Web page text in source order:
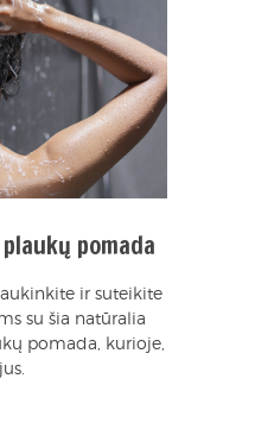
pomada
ir suteikite
su šia natūralia
pomada, kurioje,